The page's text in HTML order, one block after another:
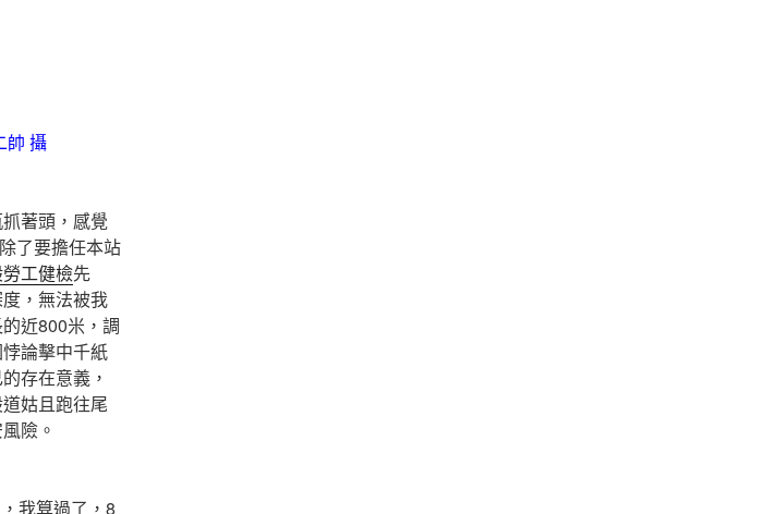
帥 攝
著頭，感覺
了要擔任本站
工健檢先
，無法被我
近800米，調
論擊中千紙
存在意義，
姑且跑往尾
險。
我算過了，8